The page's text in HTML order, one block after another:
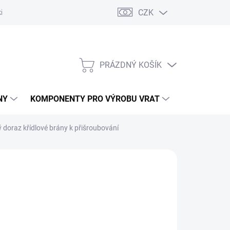
bran Pohony posuvných bran Pohony garážových
CZK
NÁKUPNÍ
PRÁZDNÝ KOŠÍK
KOMPONENTY PRO VÝROBU VRAT
křídlové brány k přišroubování